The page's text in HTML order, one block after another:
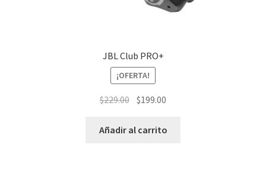
JBL Club PRO+
¡OFERTA!
$229.00 El
original
$199.00
actual
Añadir al carrito